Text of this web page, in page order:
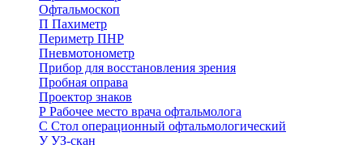
Офтальмоскоп
П Пахиметр
Периметр ПНР
Пневмотонометр
Прибор для восстановления зрения
Пробная оправа
Проектор знаков
Р Рабочее место врача офтальмолога
С Стол операционный офтальмологический
УУЗ-скан